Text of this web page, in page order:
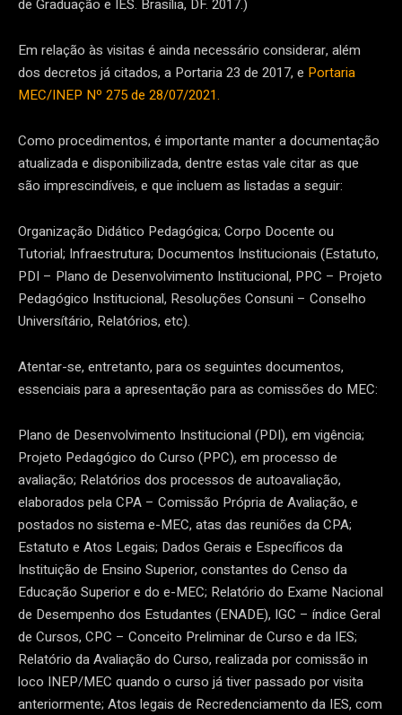
de Graduação e IES. Brasília, DF. 2017.)
Em relação às visitas é ainda necessário considerar, além
dos decretos já citados, a Portaria 23 de 2017, e Portaria
MEC/INEP Nº 275 de 28/07/2021.
Como procedimentos, é importante manter a documentação
atualizada e disponibilizada, dentre estas vale citar as que
são imprescindíveis, e que incluem as listadas a seguir:
Organização Didático Pedagógica; Corpo Docente ou
Tutorial; Infraestrutura; Documentos Institucionais (Estatuto,
PDI – Plano de Desenvolvimento Institucional, PPC – Projeto
Pedagógico Institucional, Resoluções Consuni – Conselho
Universítário, Relatórios, etc).
Atentar-se, entretanto, para os seguintes documentos,
essenciais para a apresentação para as comissões do MEC:
Plano de Desenvolvimento Institucional (PDI), em vigência;
Projeto Pedagógico do Curso (PPC), em processo de
avaliação; Relatórios dos processos de autoavaliação,
elaborados pela CPA – Comissão Própria de Avaliação, e
postados no sistema e-MEC, atas das reuniões da CPA;
Estatuto e Atos Legais; Dados Gerais e Específicos da
Instituição de Ensino Superior, constantes do Censo da
Educação Superior e do e-MEC; Relatório do Exame Nacional
de Desempenho dos Estudantes (ENADE), IGC – índice Geral
de Cursos, CPC – Conceito Preliminar de Curso e da IES;
Relatório da Avaliação do Curso, realizada por comissão in
loco INEP/MEC quando o curso já tiver passado por visita
anteriormente; Atos legais de Recredenciamento da IES, com